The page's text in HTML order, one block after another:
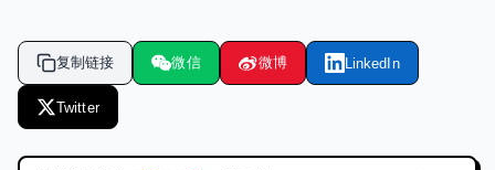
复制链接 微信 微博 LinkedIn
Twitter